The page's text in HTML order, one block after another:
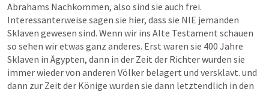
Abrahams Nachkommen, also sind sie auch frei.
Interessanterweise sagen sie hier, dass sie NIE jemanden
Sklaven gewesen sind. Wenn wir ins Alte Testament schauen
so sehen wir etwas ganz anderes. Erst waren sie 400 Jahre
Sklaven in Ägypten, dann in der Zeit der Richter wurden sie
immer wieder von anderen Völker belagert und versklavt. und
dann zur Zeit der Könige wurden sie dann letztendlich in den